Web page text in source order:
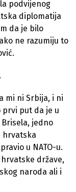
podvijenog
diplomatija
da je bilo
ne razumiju to
mi ni Srbija, i ni
prvi put da je u
jedno
hrvatska
u NATO-u.
države,
naroda ali i